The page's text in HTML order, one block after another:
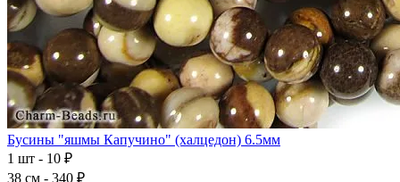
Бусины "яшмы Капучино" (халцедон) 6.5мм
1 шт - 10 ₽
38 см - 340 ₽